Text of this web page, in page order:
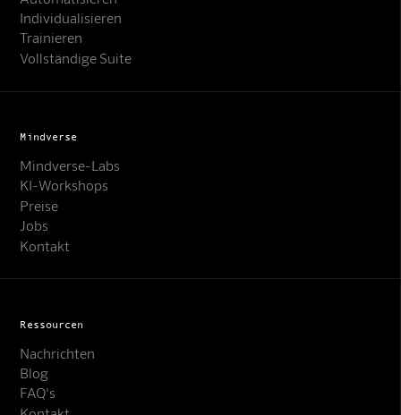
Individualisieren
Trainieren
Vollständige Suite
Mindverse
Mindverse-Labs
KI-Workshops
Preise
Jobs
Kontakt
Ressourcen
Nachrichten
Blog
FAQ's